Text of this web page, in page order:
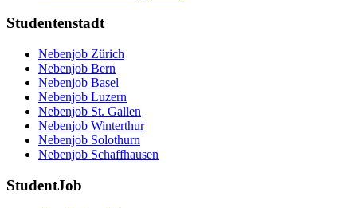
Studentenstadt
Nebenjob Zürich
Nebenjob Bern
Nebenjob Basel
Nebenjob Luzern
Nebenjob St. Gallen
Nebenjob Winterthur
Nebenjob Solothurn
Nebenjob Schaffhausen
StudentJob